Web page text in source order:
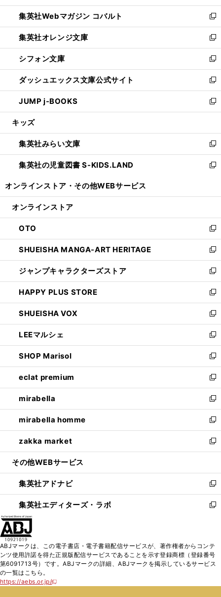
開
く
ウ
で
開
く
ン
ド
ウ
で
開
く
ウ
ィ
ン
ド
ウ
で
開
く
集英社Webマガジン コバルト
新
し
い
ウ
ィ
ン
ド
ウ
で
開
集英社オレンジ文庫
新
し
い
ウ
ィ
ン
ド
ウ
開
く
シフォン文庫
新
し
い
ウ
ィ
ン
ウ
で
開
く
ダッシュエックス文庫公式サイト
新
し
い
ウ
ン
ド
ウ
で
JUMP j-BOOKS
新
し
ウ
ィ
ン
ド
開
キッズ
集英社みらい文庫
新
し
い
ン
ウ
で
開
く
集英社の児童図書 S-KIDS.LAND
新
ウ
ン
ド
ウ
で
開
く
オンラインストア・ その他WEBサービス
オンラインストア
OTO
新
し
い
ウ
ィ
ン
ド
ウ
で
開
く
SHUEISHA MANGA-ART HERITAGE
新
し
い
ウ
ィ
ン
ド
ウ
で
開
く
ジャンプキャラクターズストア
新
し
い
ウ
ィ
ン
ド
ウ
で
開
く
HAPPY PLUS STORE
新
し
い
ウ
ィ
ン
ド
ウ
で
開
く
SHUEISHA VOX
新
し
い
ウ
ィ
ン
ド
ウ
で
開
く
LEEマルシェ
新
し
い
ウ
ィ
ン
ド
ウ
で
開
く
SHOP Marisol
新
し
い
ウ
ィ
ン
ド
ウ
で
開
eclat premium
新
し
い
ウ
ィ
ン
ド
ウ
開
く
mirabella
新
し
い
ウ
ィ
ン
ウ
で
開
く
mirabella homme
新
し
い
ウ
ン
ド
ウ
で
zakka market
新
し
ウ
ィ
ン
ド
く
その他WEBサービス
集英社アドナビ
新
し
い
ド
ウ
で
集英社エディターズ・ラボ
新
ィ
ン
ド
ABJマークは、この電子書店・電子書籍配信サービスが、著作権者からコンテ
ンツ使用許諾を得た正規版配信サービスであることを示す登録商標（登録番号
第6091713号）です。ABJマークの詳細、ABJマークを掲示しているサービス
の一覧はこちら。
https://aebs.or.jp/
新